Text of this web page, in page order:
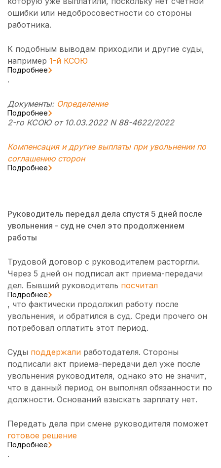
ошибки или недобросовестности со стороны
работника.
К подобным выводам приходили и другие суды,
например 1-й КСОЮ
Подробнее
.
Документы: Определение
Подробнее
2-го КСОЮ от 10.03.2022 N 88-4622/2022
Компенсация и другие выплаты при увольнении по
соглашению сторон
Подробнее
Руководитель передал дела спустя 5 дней после
увольнения - суд не счел это продолжением
работы
Трудовой договор с руководителем расторгли.
Через 5 дней он подписал акт приема-передачи
дел. Бывший руководитель посчитал
Подробнее
, что фактически продолжил работу после
увольнения, и обратился в суд. Среди прочего он
потребовал оплатить этот период.
Суды поддержали работодателя. Стороны
подписали акт приема-передачи дел уже после
увольнения руководителя, однако это не значит,
что в данный период он выполнял обязанности по
должности. Оснований взыскать зарплату нет.
Передать дела при смене руководителя поможет
готовое решение
Подробнее
.